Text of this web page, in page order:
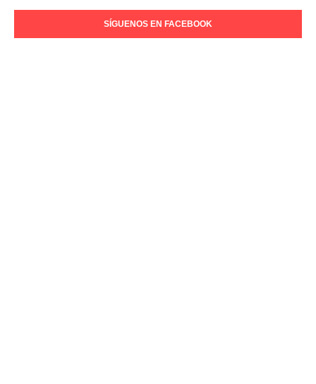
SÍGUENOS EN FACEBOOK